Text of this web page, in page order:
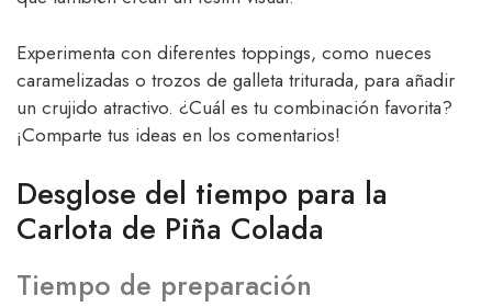
Experimenta con diferentes toppings, como nueces
caramelizadas o trozos de galleta triturada, para añadir
un crujido atractivo. ¿Cuál es tu combinación favorita?
¡Comparte tus ideas en los comentarios!
Desglose del tiempo para la
Carlota de Piña Colada
Tiempo de preparación